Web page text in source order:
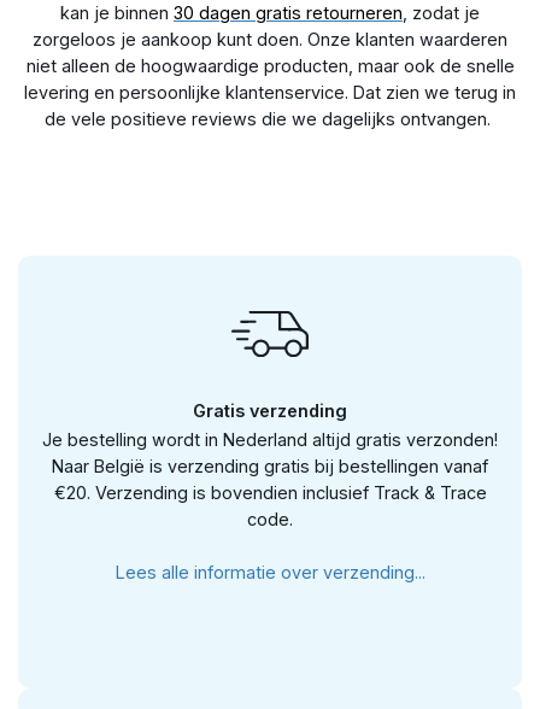
bescherming voor je telefoon én privacy.
kan je binnen 30 dagen gratis retourneren , zodat je
zorgeloos je aankoop kunt doen. Onze klanten waarderen
niet alleen de hoogwaardige producten, maar ook de snelle
levering en persoonlijke klantenservice. Dat zien we terug in
de vele positieve reviews die we dagelijks ontvangen.
Gratis verzending
Je bestelling wordt in Nederland altijd gratis verzonden!
Naar België is verzending gratis bij bestellingen vanaf
€20. Verzending is bovendien inclusief Track & Trace
code.
Lees alle informatie over verzending...